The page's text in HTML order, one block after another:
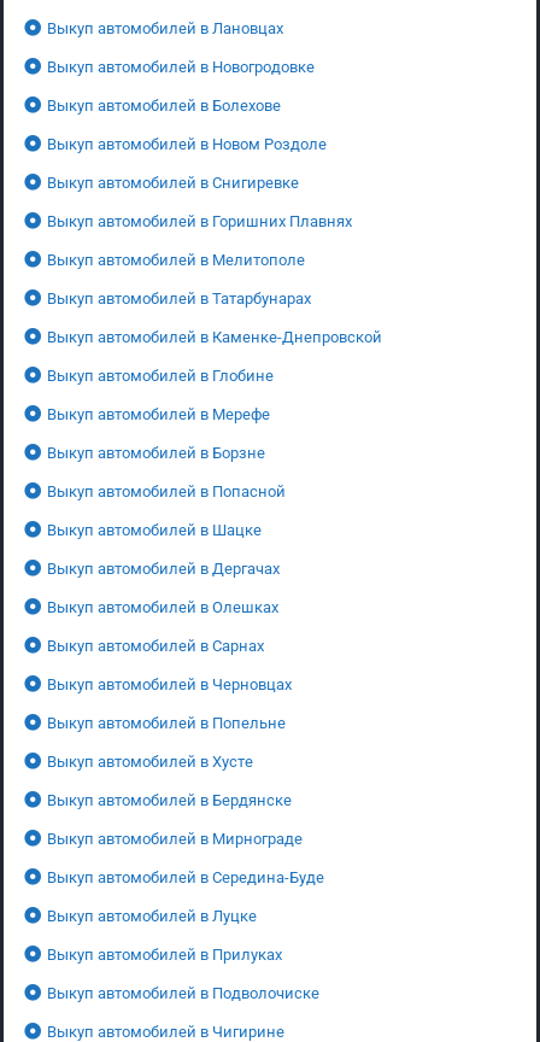
Выкуп автомобилей в Лановцах
Выкуп автомобилей в Новогродовке
Выкуп автомобилей в Болехове
Выкуп автомобилей в Новом Роздоле
Выкуп автомобилей в Снигиревке
Выкуп автомобилей в Горишних Плавнях
Выкуп автомобилей в Мелитополе
Выкуп автомобилей в Татарбунарах
Выкуп автомобилей в Каменке-Днепровской
Выкуп автомобилей в Глобине
Выкуп автомобилей в Мерефе
Выкуп автомобилей в Борзне
Выкуп автомобилей в Попасной
Выкуп автомобилей в Шацке
Выкуп автомобилей в Дергачах
Выкуп автомобилей в Олешках
Выкуп автомобилей в Сарнах
Выкуп автомобилей в Черновцах
Выкуп автомобилей в Попельне
Выкуп автомобилей в Хусте
Выкуп автомобилей в Бердянске
Выкуп автомобилей в Мирнограде
Выкуп автомобилей в Середина-Буде
Выкуп автомобилей в Луцке
Выкуп автомобилей в Прилуках
Выкуп автомобилей в Подволочиске
Выкуп автомобилей в Чигирине